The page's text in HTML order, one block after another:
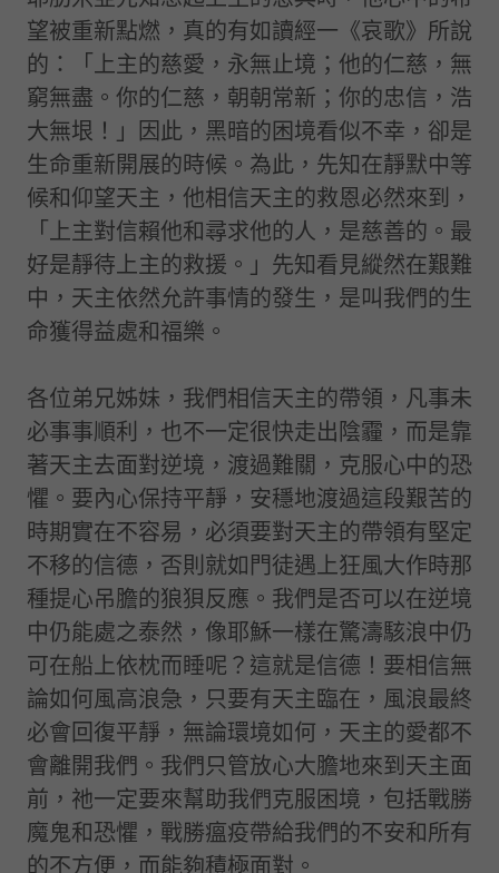
望被重新點燃，真的有如讀經一《哀歌》所說
的：「上主的慈愛，永無止境；他的仁慈，無
窮無盡。你的仁慈，朝朝常新；你的忠信，浩
大無垠！」因此，黑暗的困境看似不幸，卻是
生命重新開展的時候。為此，先知在靜默中等
候和仰望天主，他相信天主的救恩必然來到，
「上主對信賴他和尋求他的人，是慈善的。最
好是靜待上主的救援。」先知看見縱然在艱難
中，天主依然允許事情的發生，是叫我們的生
命獲得益處和福樂。
各位弟兄姊妹，我們相信天主的帶領，凡事未
必事事順利，也不一定很快走出陰霾，而是靠
著天主去面對逆境，渡過難關，克服心中的恐
懼。要內心保持平靜，安穩地渡過這段艱苦的
時期實在不容易，必須要對天主的帶領有堅定
不移的信德，否則就如門徒遇上狂風大作時那
種提心吊膽的狼狽反應。我們是否可以在逆境
中仍能處之泰然，像耶穌一樣在驚濤駭浪中仍
可在船上依枕而睡呢？這就是信德！要相信無
論如何風高浪急，只要有天主臨在，風浪最終
必會回復平靜，無論環境如何，天主的愛都不
會離開我們。我們只管放心大膽地來到天主面
前，祂一定要來幫助我們克服困境，包括戰勝
魔鬼和恐懼，戰勝瘟疫帶給我們的不安和所有
的不方便，而能夠積極面對。